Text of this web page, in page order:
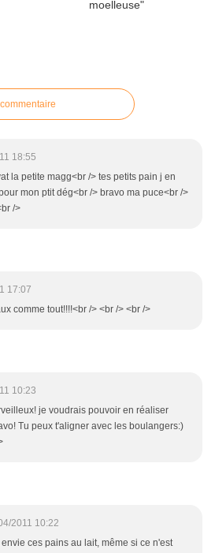
18:55
la petite magg<br /> tes petits pain j en
mon ptit dég<br /> bravo ma puce<br />
/>
17:07
comme tout!!!!<br /> <br /> <br />
10:23
je voudrais pouvoir en réaliser
Tu peux t'aligner avec les boulangers:)
2011 10:22
ces pains au lait, même si ce n'est